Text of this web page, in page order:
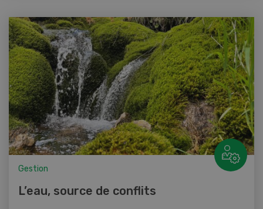
Gestion
L’eau, source de conflits